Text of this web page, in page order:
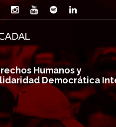
Humanos y
Democrática